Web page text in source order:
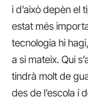
i d’això depèn el
estat més
tecnologia hi
a si mateix. Qui
tindrà molt de
des de l’escola i